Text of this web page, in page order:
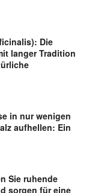
Die
langer Tradition
in nur wenigen
aufhellen: Ein
Sie ruhende
sorgen für eine